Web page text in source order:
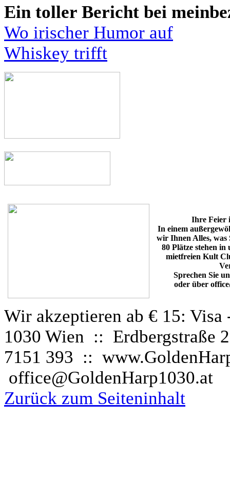
Ein toller Bericht bei
Wo irischer Humor auf
Whiskey trifft
Ihre Feier
In einem
wir Ihnen Alles, was
80 Plätze stehen in
mietfreien Kult
Sprechen Sie
oder über
Wir akzeptieren ab € 15: Visa
1030 Wien :: Erdbergstraße
7151 393 ::
office@GoldenHarp1030.at
Zurück zum Seiteninhalt